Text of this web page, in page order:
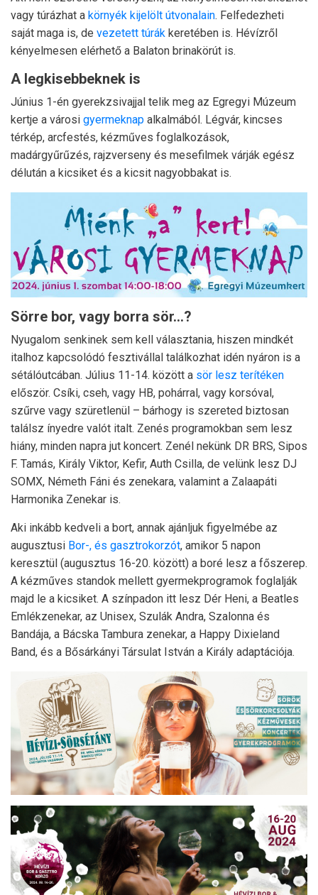
vagy túrázhat a környék kijelölt útvonalain. Felfedezheti
saját maga is, de vezetett túrák keretében is. Hévízről
kényelmesen elérhető a Balaton brinakörút is.
A legkisebbeknek is
Június 1-én gyerekzsivajjal telik meg az Egregyi Múzeum
kertje a városi gyermeknap alkalmából. Légvár, kincses
térkép, arcfestés, kézműves foglalkozások,
madárgyűrűzés, rajzverseny és mesefilmek várják egész
délután a kicsiket és a kicsit nagyobbakat is.
Sörre bor, vagy borra sör…?
Nyugalom senkinek sem kell választania, hiszen mindkét
italhoz kapcsolódó fesztivállal találkozhat idén nyáron is a
sétálóutcában. Július 11-14. között a sör lesz terítéken
először. Csíki, cseh, vagy HB, pohárral, vagy korsóval,
szűrve vagy szüretlenül – bárhogy is szereted biztosan
találsz ínyedre valót italt. Zenés programokban sem lesz
hiány, minden napra jut koncert. Zenél nekünk DR BRS, Sipos
F. Tamás, Király Viktor, Kefir, Auth Csilla, de velünk lesz DJ
SOMX, Németh Fáni és zenekara, valamint a Zalaapáti
Harmonika Zenekar is.
Aki inkább kedveli a bort, annak ajánljuk figyelmébe az
augusztusi Bor-, és gasztrokorzót, amikor 5 napon
keresztül (augusztus 16-20. között) a boré lesz a főszerep.
A kézműves standok mellett gyermekprogramok foglalják
majd le a kicsiket. A színpadon itt lesz Dér Heni, a Beatles
Emlékzenekar, az Unisex, Szulák Andra, Szalonna és
Bandája, a Bácska Tambura zenekar, a Happy Dixieland
Band, és a Bősárkányi Társulat István a Király adaptációja.